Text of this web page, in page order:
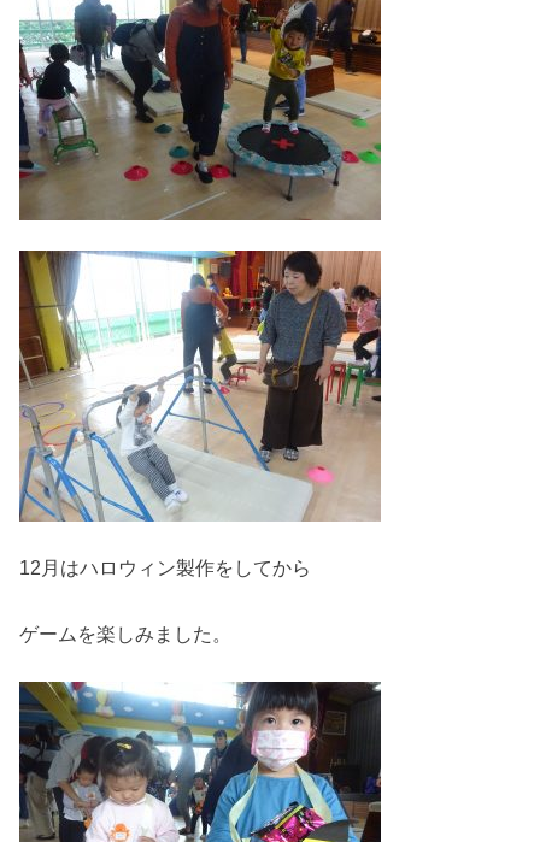
12月はハロウィン製作をしてから
ゲームを楽しみました。